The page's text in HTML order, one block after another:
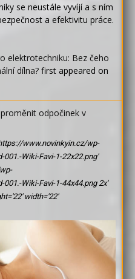
se neustále vyvíjí a s ním
a efektivitu práce.
elektrotechniku: Bez čeho
dílna? first appeared on
odpočinek v
www.novinkyin.cz/wp-
Wiki-Favi-1-22x22.png'
Wiki-Favi-1-44x44.png 2x'
width='22'